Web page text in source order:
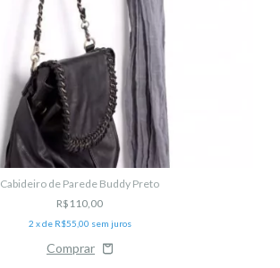
Cabideiro de Parede Buddy Preto
R$110,00
2 x de R$55,00 sem juros